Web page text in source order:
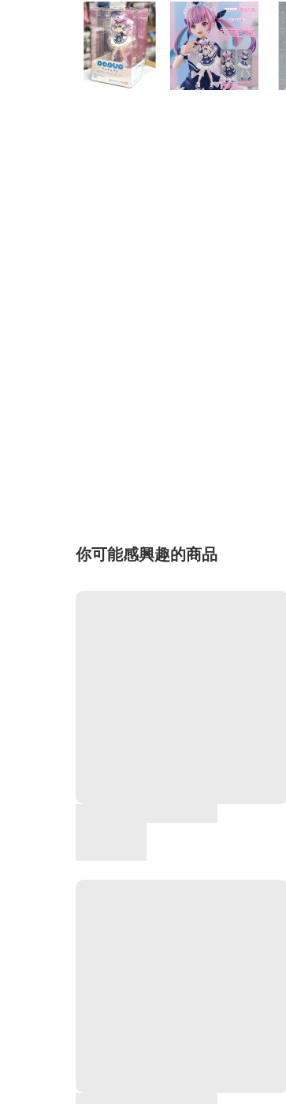
你可能感興趣的商品